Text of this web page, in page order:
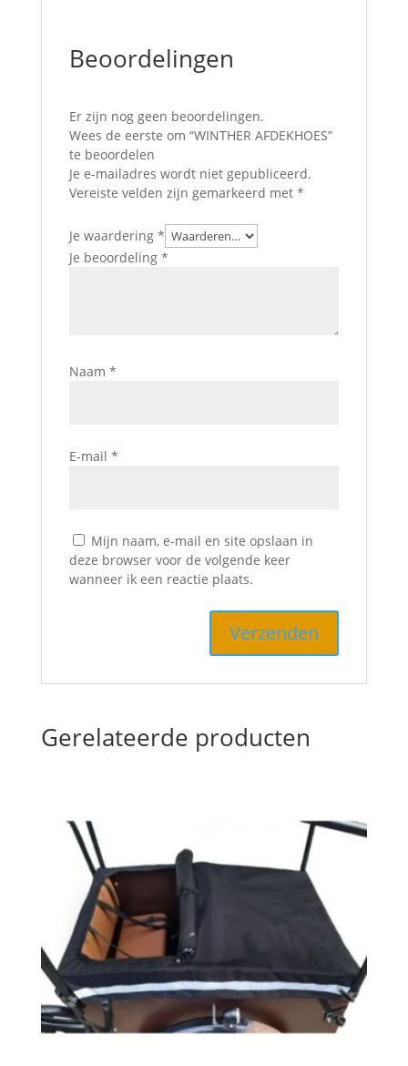
Beoordelingen
Er zijn nog geen beoordelingen.
Wees de eerste om “WINTHER AFDEKHOES”
te beoordelen
Je e-mailadres wordt niet gepubliceerd.
Vereiste velden zijn gemarkeerd met *
Je waardering *
Je beoordeling *
Naam *
E-mail *
Mijn naam, e-mail en site opslaan in
deze browser voor de volgende keer
wanneer ik een reactie plaats.
Gerelateerde producten